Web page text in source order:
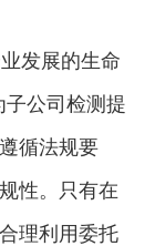
发展的生命
公司检测提
循法规要
性。只有在
理利用委托